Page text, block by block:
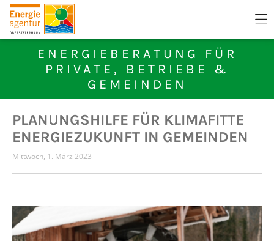
ENERGIEBERATUNG FÜR
PRIVATE, BETRIEBE &
GEMEINDEN
PLANUNGSHILFE FÜR KLIMAFITTE
ENERGIEZUKUNFT IN GEMEINDEN
Mittwoch, 1. März 2023